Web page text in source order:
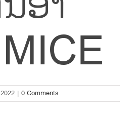
| 0 Comments